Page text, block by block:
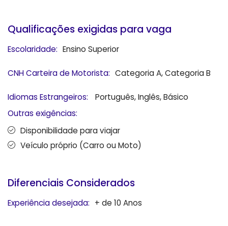
Qualificações exigidas para vaga
Escolaridade: Ensino Superior
CNH Carteira de Motorista: Categoria A, Categoria B
Idiomas Estrangeiros:
Português, Inglês, Básico
Outras exigências:
Disponibilidade para viajar
Veículo próprio (Carro ou Moto)
Diferenciais Considerados
Experiência desejada: + de 10 Anos